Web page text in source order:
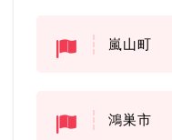
嵐山町
鴻巣市